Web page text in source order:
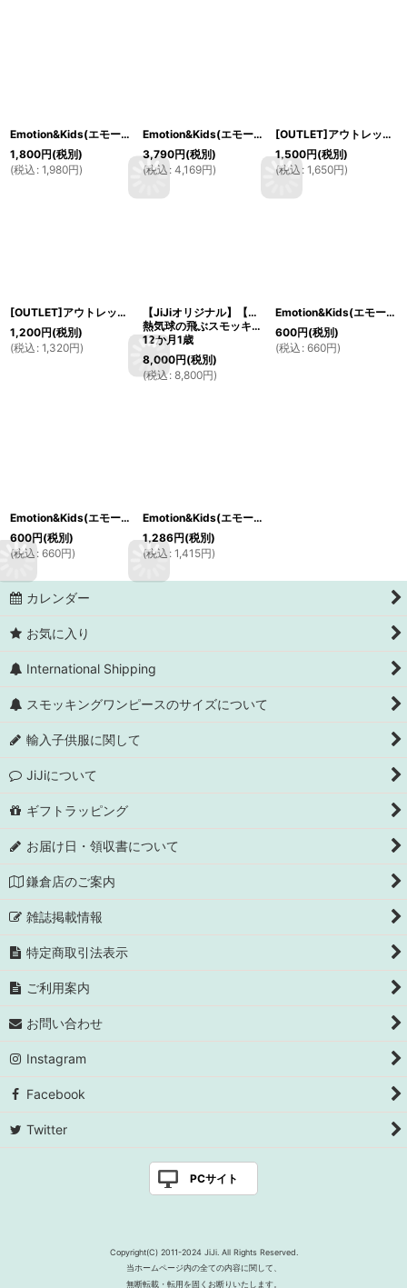
Emotion&Kids(エモーション＆キッズ) 女の子の赤ちゃん用ロンパース ピンクハート 0〜3か月
1,800円(税別)
(税込 : 1,980円)
Emotion&Kids(エモーション＆キッズ) 女の子の赤ちゃん用ロンパースセット ピンク 3〜6か月
3,790円(税別)
(税込 : 4,169円)
[OUTLET]アウトレット Emotion&Kids(エモーション＆キッズ)ユニセックス用ロンパースセット ホワイト×ホワイト ストライプ 0〜6か月
1,500円(税別)
(税込 : 1,650円)
[OUTLET]アウトレット Emotion&Kids(エモーション＆キッズ) 女の子の赤ちゃん用ロンパース ピンクセルフストライプ 3〜6か月
1,200円(税別)
(税込 : 1,320円)
【JiJiオリジナル】【ボーイズオーバーオール】
熱気球の飛ぶスモッキング刺繍
12か月1歳
8,000円(税別)
(税込: 8,800円)
Emotion&Kids(エモーション＆キッズ) 子供用ヘアアクセサリーリボン（ネイビー） 2個セット<ストライプ＆ドット>
600円(税別)
(税込 : 660円)
Emotion&Kids(エモーション＆キッズ) 子供用ヘアアクセサリー ロリポップキャンディ
600円(税別)
(税込 : 660円)
Emotion&Kids(エモーション＆キッズ) 男の子の赤ちゃん用ビブ＆よだれ拭きセット ブルードット
1,286円(税別)
(税込 : 1,415円)
カレンダー
お気に入り
International Shipping
スモッキングワンピースのサイズについて
輸入子供服に関して
JiJiについて
ギフトラッピング
お届け日・領収書について
鎌倉店のご案内
雑誌掲載情報
特定商取引法表示
ご利用案内
お問い合わせ
Instagram
Facebook
Twitter
PCサイト
Copyright(C) 2011-2024 JiJi. All Rights Reserved.
当ホームページ内の全ての内容に関して、
無断転載・転用を固くお断りいたします。